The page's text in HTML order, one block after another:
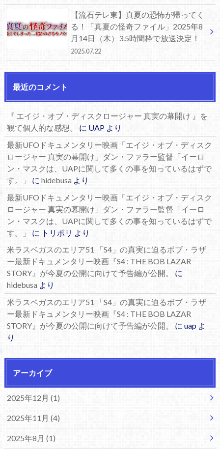
【流石テレ東】真夏の恐怖が帰ってく
る！「真夏の怪奇ファイル」2025年8
月14日（木）3.5時間枠で放送決定！
2025.07.22
最近のコメント
『 エイジ・オブ・ディスクロージャー 真実の幕開け 』を
観て個人的な感想。
に UAPより
最新UFOドキュメンタリー映画「エイジ・オブ・ディスク
ロージャー 真実の幕開け」ダン・ファラー監督「イーロ
ン・マスクは、UAPに関して多くの事を知っているはずで
す。」
に hidebusa より
最新UFOドキュメンタリー映画「エイジ・オブ・ディスク
ロージャー 真実の幕開け」ダン・ファラー監督「イーロ
ン・マスクは、UAPに関して多くの事を知っているはずで
す。」
に トリポリ より
米ラスベガスのエリア51 「S4」の真実に迫るボブ・ラザ
ー最新ドキュメンタリー映画『S4 : THE BOB LAZAR
STORY』が今夏の公開に向けて予告編が公開。
に
hidebusaより
米ラスベガスのエリア51 「S4」の真実に迫るボブ・ラザ
ー最新ドキュメンタリー映画『S4 : THE BOB LAZAR
STORY』が今夏の公開に向けて予告編が公開。
に uapよ
り
アーカイブ
2025年12月 (1)
2025年11月 (4)
2025年8月 (1)